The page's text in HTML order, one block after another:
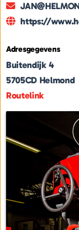
https://
Adresgegevens
Buitendijk 4
5705CD Helmond
Routelink